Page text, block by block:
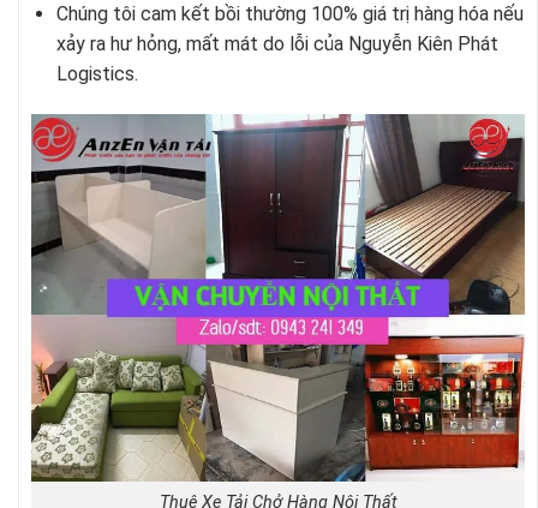
Chúng tôi cam kết bồi thường 100% giá trị hàng hóa nếu
xảy ra hư hỏng, mất mát do lỗi của Nguyễn Kiên Phát
Logistics.
Thuê Xe Tải Chở Hàng Nội Thất